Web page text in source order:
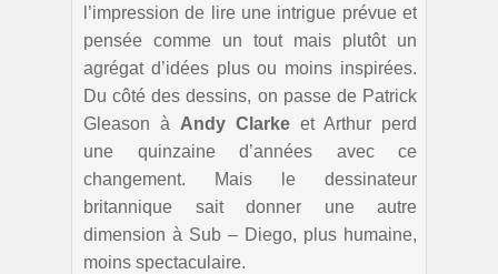
l’impression de lire une intrigue prévue et
pensée comme un tout mais plutôt un
agrégat d’idées plus ou moins inspirées.
Du côté des dessins, on passe de Patrick
Gleason à Andy Clarke et Arthur perd
une quinzaine d’années avec ce
changement. Mais le dessinateur
britannique sait donner une autre
dimension à Sub – Diego, plus humaine,
moins spectaculaire.